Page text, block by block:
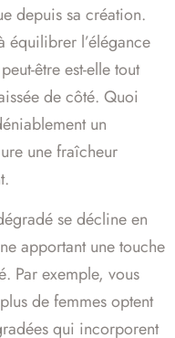
depuis sa création.
équilibrer l’élégance
être est-elle tout
de côté. Quoi
un
une fraîcheur
se décline en
apportant une touche
Par exemple, vous
de femmes optent
qui incorporent